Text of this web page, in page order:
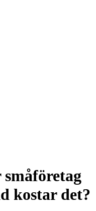
kostar det?